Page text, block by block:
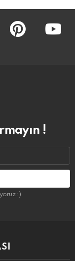
pinterest
!
:)